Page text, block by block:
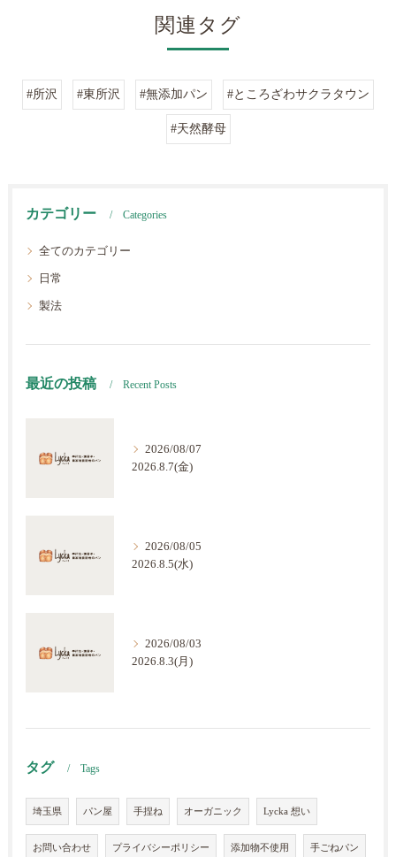
関連タグ
#所沢 #東所沢 #無添加パン #ところざわサクラタウン
#天然酵母
カテゴリー Categories
全てのカテゴリー
日常
製法
最近の投稿 Recent Posts
2026/08/07
2026.8.7(金)
2026/08/05
2026.8.5(水)
2026/08/03
2026.8.3(月)
タグ Tags
埼玉県 パン屋 手捏ね オーガニック Lycka 想い
お問い合わせ プライバシーポリシー 添加物不使用 手ごねパン